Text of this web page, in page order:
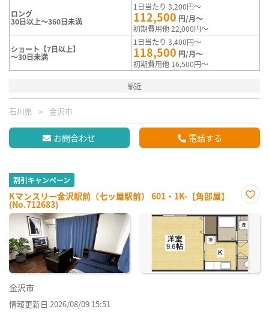
ロング
30日以上～360日未満
1日当たり 3,200円～
112,500 円/月～
初期費用他 22,000円～
ショート【7日以上】
～30日未満
1日当たり 3,400円～
118,500 円/月～
初期費用他 16,500円～
駅近
石川県 金沢市
お問合わせ 電話する
割引キャンペーン
Kマンスリー金沢駅前（七ッ屋駅前） 601・1K-【角部屋】
(No.712683)
に入
り登
録
金沢市
情報更新日 2026/08/09 15:51